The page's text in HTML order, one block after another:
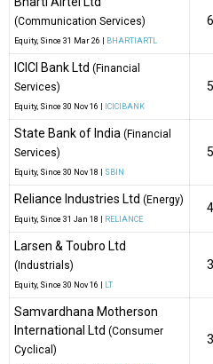
(Communication Services)
Equity, Since 31 Mar 26 | BHARTIARTL
ICICI Bank Ltd (Financial
Services)
Equity, Since 30 Nov 16 | ICICIBANK
State Bank of India (Financial
Services)
Equity, Since 30 Nov 18 | SBIN
Reliance Industries Ltd (Energy)
Equity, Since 31 Jan 18 | RELIANCE
Larsen & Toubro Ltd
(Industrials)
Equity, Since 30 Nov 16 | LT
Samvardhana Motherson
International Ltd (Consumer
Cyclical)